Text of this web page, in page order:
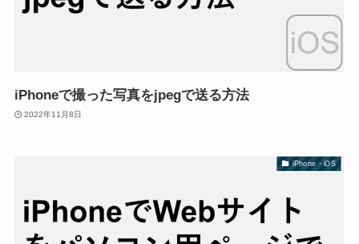
iPhoneで撮った写真をjpegで送る方法
2022年11月8日
iPhone・iOS